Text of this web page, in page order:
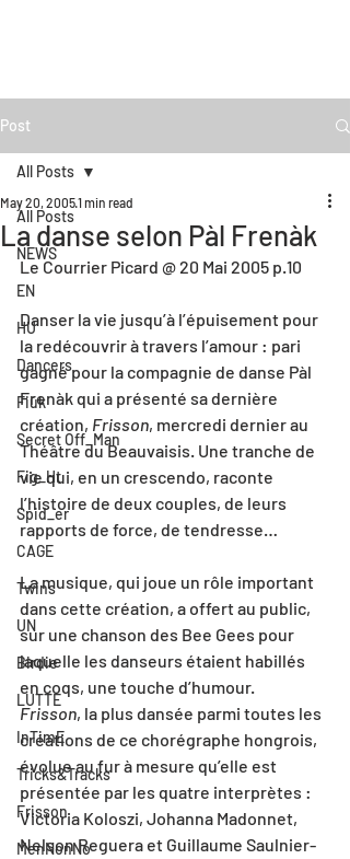
Post
All Posts
NEWS
EN
HU
Dancers
Fiúk
Secret Off_Man
Fig_Ht
Spid_er
CAGE
Twins
UN
Birdie
LUTTE
InTimE
Tricks&Tracks
Frisson
MenNonNo
All Posts
La danse selon Pàl Frenàk
May 20, 20051 min read
Le Courrier Picard @ 20 Mai 2005 p.10
Danser la vie jusqu’à l’épuisement pour
la redécouvrir à travers l’amour : pari
gagné pour la compagnie de danse Pàl
Frenàk qui a présenté sa dernière
création, Frisson, mercredi dernier au
Théâtre du Beauvaisis. Une tranche de
vie qui, en un crescendo, raconte
l’histoire de deux couples, de leurs
rapports de force, de tendresse…
La musique, qui joue un rôle important
dans cette création, a offert au public,
sur une chanson des Bee Gees pour
laquelle les danseurs étaient habillés
en coqs, une touche d’humour.
Frisson, la plus dansée parmi toutes les
créations de ce chorégraphe hongrois,
évolue au fur à mesure qu’elle est
présentée par les quatre interprètes :
Victoria Koloszi, Johanna Madonnet,
Nelson Reguera et Guillaume Saulnier-